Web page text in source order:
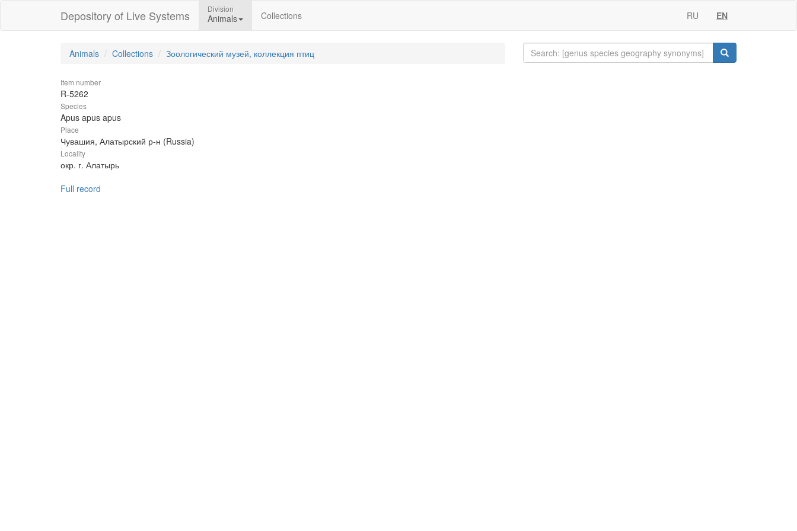
Depository of Live Systems Division
Animals Collections RU EN
Animals Collections Зоологический музей, коллекция птиц
Item number
R-5262
Species
Apus apus apus
Place
Чувашия, Алатырский р-н (Russia)
Locality
окр. г. Алатырь
Full record